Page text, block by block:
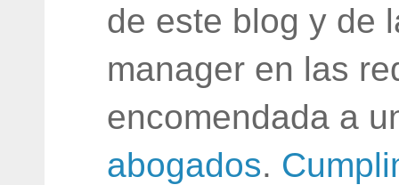
de este blog y de
manager en las
encomendada a
abogados.